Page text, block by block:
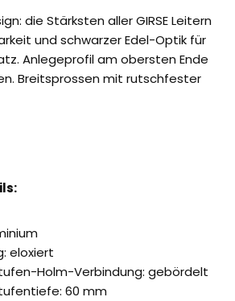
die Stärksten aller GIRSE Leitern
und schwarzer Edel-Optik für
Anlegeprofil am obersten Ende
Breitsprossen mit rutschfester
eloxiert
Holm-Verbindung: gebördelt
60 mm